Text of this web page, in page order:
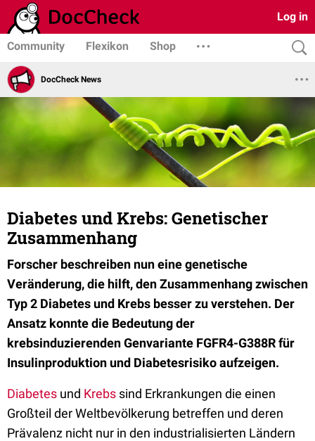
Log in
Community Flexikon Shop
DocCheck News
Diabetes und Krebs: Genetischer
Zusammenhang
Forscher beschreiben nun eine genetische
Veränderung, die hilft, den Zusammenhang zwischen
Typ 2 Diabetes und Krebs besser zu verstehen. Der
Ansatz konnte die Bedeutung der
krebsinduzierenden Genvariante FGFR4-G388R für
Insulinproduktion und Diabetesrisiko aufzeigen.
Diabetes und Krebs sind Erkrankungen die einen
Großteil der Weltbevölkerung betreffen und deren
Prävalenz nicht nur in den industrialisierten Ländern